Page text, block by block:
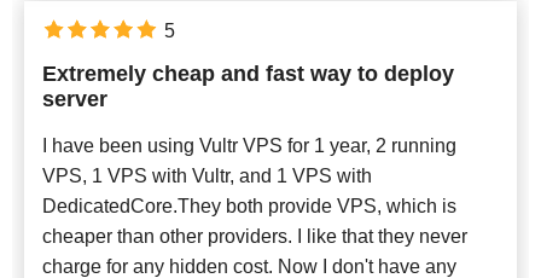
Extremely cheap and fast way to deploy
server
I have been using Vultr VPS for 1 year, 2 running
VPS, 1 VPS with Vultr, and 1 VPS with
DedicatedCore.They both provide VPS, which is
cheaper than other providers. I like that they never
charge for any hidden cost. Now I don't have any
5